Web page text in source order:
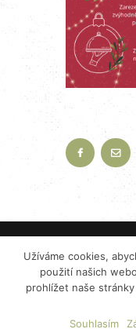
Zásady
Mimosoudní
Užíváme cookies,
použití našich
prohlížet naše
Souhlasím